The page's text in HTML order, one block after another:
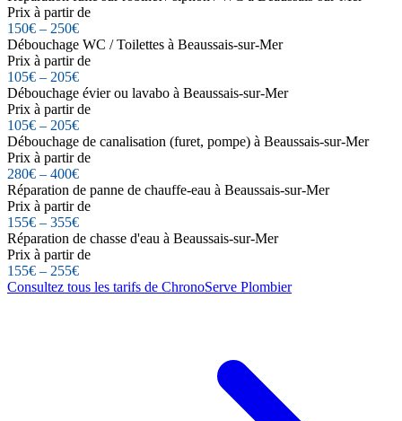
Prix à partir de
150€ – 250€
Débouchage WC / Toilettes à Beaussais-sur-Mer
Prix à partir de
105€ – 205€
Débouchage évier ou lavabo à Beaussais-sur-Mer
Prix à partir de
105€ – 205€
Débouchage de canalisation (furet, pompe) à Beaussais-sur-Mer
Prix à partir de
280€ – 400€
Réparation de panne de chauffe-eau à Beaussais-sur-Mer
Prix à partir de
155€ – 355€
Réparation de chasse d'eau à Beaussais-sur-Mer
Prix à partir de
155€ – 255€
Consultez tous les tarifs de ChronoServe Plombier